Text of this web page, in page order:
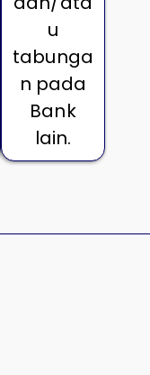
u
tabunga
n pada
Bank
lain.